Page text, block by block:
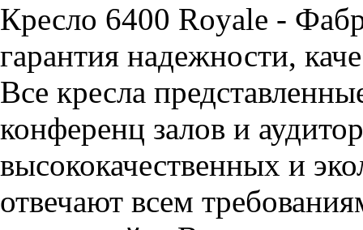
Кресло 6400 Royale -
гарантия надежности,
Все кресла
конференц залов и
высококачественных и
отвечают всем